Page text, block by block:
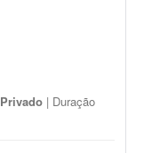
Privado | Duração